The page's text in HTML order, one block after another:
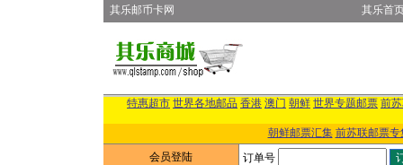
其乐邮币卡网 其乐首
特惠超市 世界各地邮品 香港 澳门 朝鲜 世界专题邮票 前
朝鲜邮票汇集 前苏联邮票专
会员登陆
订单号